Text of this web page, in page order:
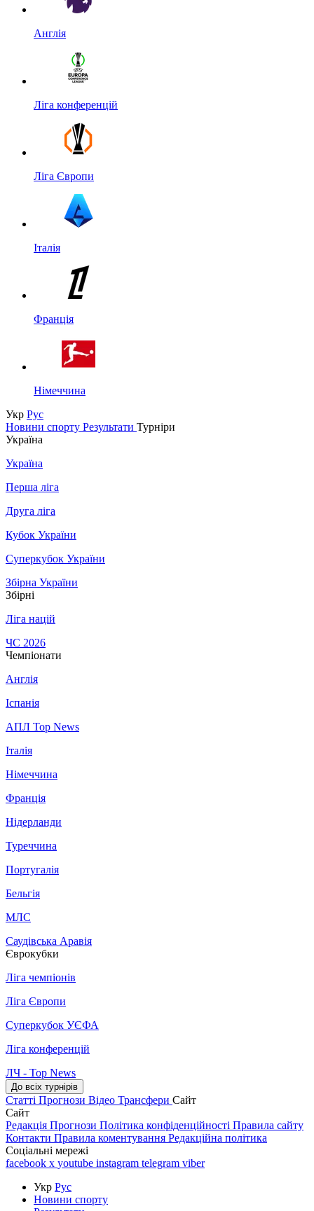
Англія
Ліга конференцій
Ліга Європи
Італія
Франція
Німеччина
Укр Рус
Новини спорту Результати Турніри
Україна
Україна
Перша ліга
Друга ліга
Кубок України
Суперкубок України
Збірна України
Збірні
Ліга націй
ЧС 2026
Чемпіонати
Англія
Іспанія
АПЛ Top News
Італія
Німеччина
Франція
Нідерланди
Туреччина
Португалія
Бельгія
МЛС
Саудівська Аравія
Єврокубки
Ліга чемпіонів
Ліга Європи
Суперкубок УЄФА
Ліга конференцій
ЛЧ - Top News
До всіх турнірів
Статті Прогнози Відео Трансфери Сайт
Сайт
Редакція Прогнози Політика конфіденційності Правила сайту
Контакти Правила коментування Редакційна політика
Соціальні мережі
facebook x youtube instagram telegram viber
Укр Рус
Новини спорту